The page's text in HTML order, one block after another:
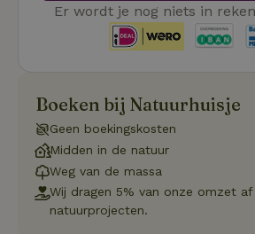
Er wordt je nog niets in
Boeken bij Natuurhuisje
Geen boekingskosten
Midden in de natuur
Weg van de massa
Wij dragen 5% van onze omzet
natuurprojecten.
Strikt noodzakelijk Prestatie